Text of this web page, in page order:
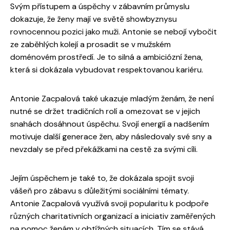
Svým přístupem a úspěchy v zábavním průmyslu
dokazuje, že ženy mají ve světě showbyznysu
rovnocennou pozici jako muži. Antonie se nebojí vybočit
ze zaběhlých kolejí a prosadit se v mužském
doménovém prostředí. Je to silná a ambiciózní žena,
která si dokázala vybudovat respektovanou kariéru.
Antonie Zacpalová také ukazuje mladým ženám, že není
nutné se držet tradičních rolí a omezovat se v jejich
snahách dosáhnout úspěchu. Svojí energií a nadšením
motivuje další generace žen, aby následovaly své sny a
nevzdaly se před překážkami na cestě za svými cíli.
Jejím úspěchem je také to, že dokázala spojit svoji
vášeň pro zábavu s důležitými sociálními tématy.
Antonie Zacpalová využívá svoji popularitu k podpoře
různých charitativních organizací a iniciativ zaměřených